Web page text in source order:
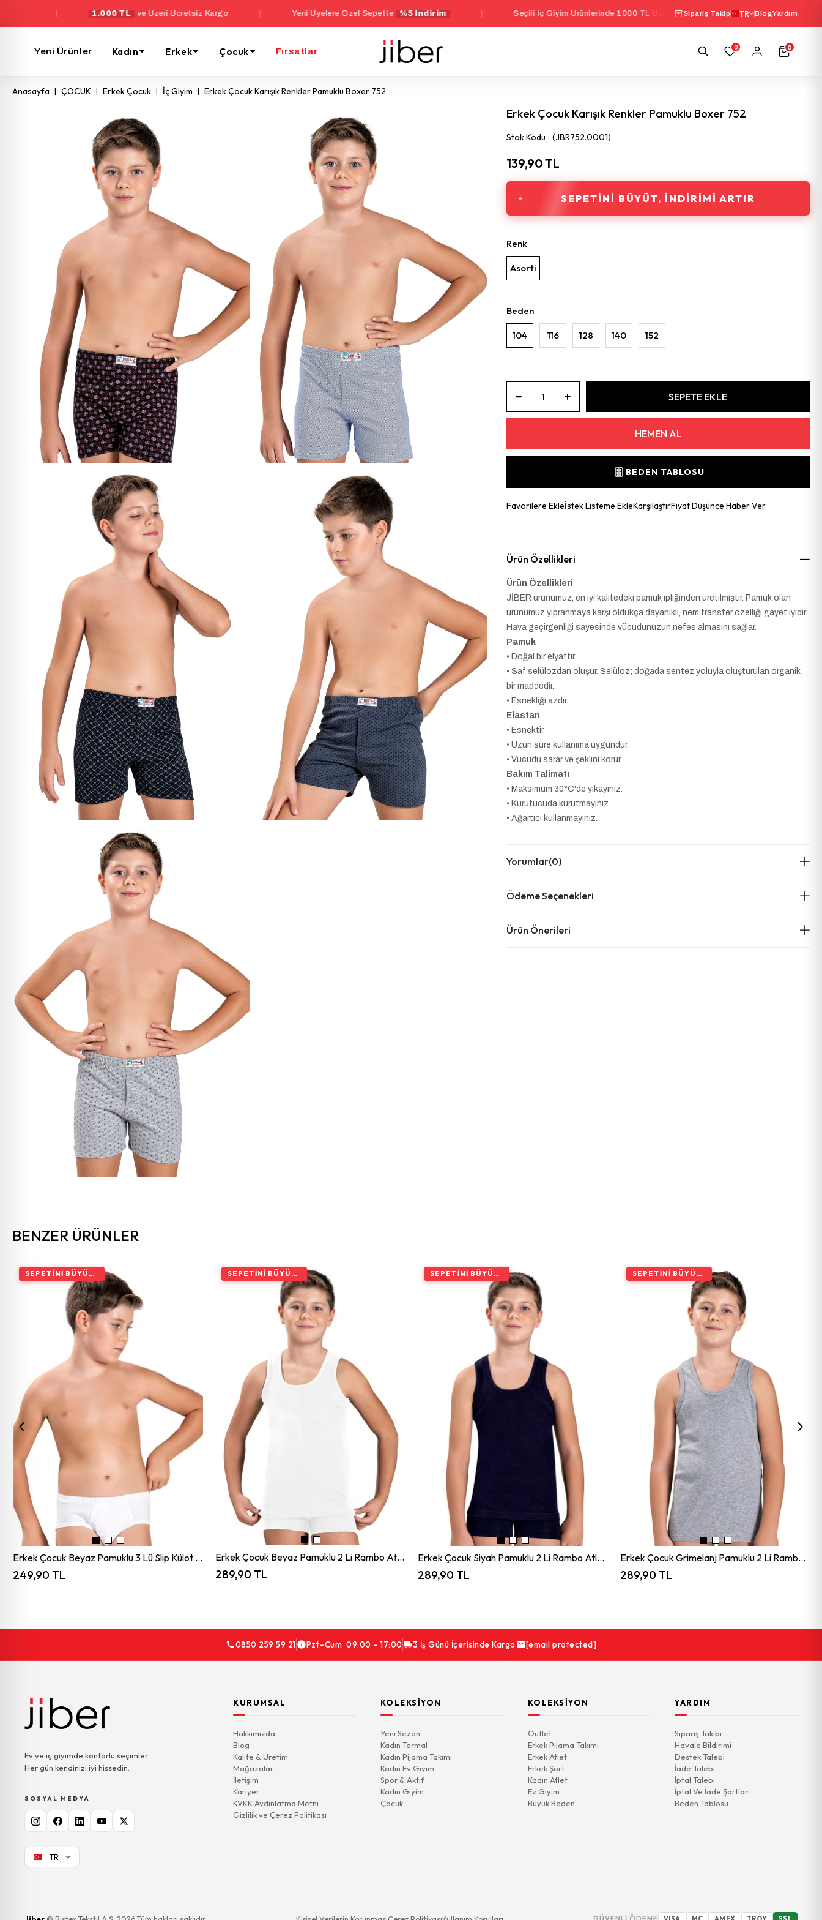
1.000 TL ve Üzeri Ücretsiz Kargo | Yeni Üyelere Özel Sepette %5 İndirim | Seçili İç Giyim Ürünlerinde 1000 TL Üzeri Sepette %10 İndirim | Seçili İç
Sipariş Takip TR BlogYardım
Yeni Ürünler Kadın Erkek Çocuk Fırsatlar 0 0
Anasayfa ÇOCUK Erkek Çocuk İç Giyim Erkek Çocuk Karışık Renkler Pamuklu Boxer 752
Erkek Çocuk Karışık Renkler Pamuklu Boxer 752
Stok Kodu (JBR752.0001)
139,90 TL
SEPETINI BÜYÜT, İNDIRIMI ARTIR
Renk
Asorti
Beden
104 116 128 140 152
BEDEN TABLOSU
Favorilere Ekleİstek Listeme EkleKarşılaştırFiyat Düşünce Haber Ver
Ürün Özellikleri
Ürün Özellikleri
JİBER ürünümüz, en iyi kalitedeki pamuk ipliğinden üretilmiştir. Pamuk olan
ürünümüz yıpranmaya karşı oldukça dayanıklı, nem transfer özelliği gayet iyidir.
Hava geçirgenliği sayesinde vücudunuzun nefes almasını sağlar.
Pamuk
• Doğal bir elyaftır.
• Saf selülozdan oluşur. Selüloz; doğada sentez yoluyla oluşturulan organik
bir maddedir.
• Esnekliği azdır.
Elastan
• Esnektir.
• Uzun süre kullanıma uygundur.
• Vücudu sarar ve şeklini korur.
Bakım Talimatı
• Maksimum 30°C'de yıkayınız.
• Kurutucuda kurutmayınız.
• Ağartıcı kullanmayınız.
Yorumlar(0)
Ödeme Seçenekleri
Ürün Önerileri
BENZER ÜRÜNLER
Erkek Çocuk Beyaz Pamuklu 3 Lü Slip Külot 753
249,90 TL
SEPETINI BÜYÜT, İNDIRIMI ARTIR
Erkek Çocuk Beyaz Pamuklu 2 Li Rambo Atlet 705
289,90 TL
SEPETINI BÜYÜT, İNDIRIMI ARTIR
Erkek Çocuk Siyah Pamuklu 2 Li Rambo Atlet 705
289,90 TL
SEPETINI BÜYÜT, İNDIRIMI ARTIR
Erkek Çocuk Grimelanj Pamuklu 2 Li Rambo Atlet 705
289,90 TL
SEPETINI BÜYÜT, İNDIRIMI ARTIR
0850 259 59 21 Pzt–Cum 09:00 – 17:00 3 İş Günü İçerisinde Kargo [email protected]
Ev ve iç giyimde konforlu seçimler.
Her gün kendinizi iyi hissedin.
SOSYAL MEDYA
TR
KURUMSAL
Hakkımızda
Blog
Kalite & Üretim
Mağazalar
İletişim
Kariyer
KVKK Aydınlatma Metni
Gizlilik ve Çerez Politikası
KOLEKSIYON
Yeni Sezon
Kadın Termal
Kadın Pijama Takımı
Kadın Ev Giyim
Spor & Aktif
Kadın Giyim
Çocuk
KOLEKSIYON
Outlet
Erkek Pijama Takımı
Erkek Atlet
Erkek Şort
Kadın Atlet
Ev Giyim
Büyük Beden
YARDIM
Sipariş Takibi
Havale Bildirimi
Destek Talebi
İade Talebi
İptal Talebi
İptal Ve İade Şartları
Beden Tablosu